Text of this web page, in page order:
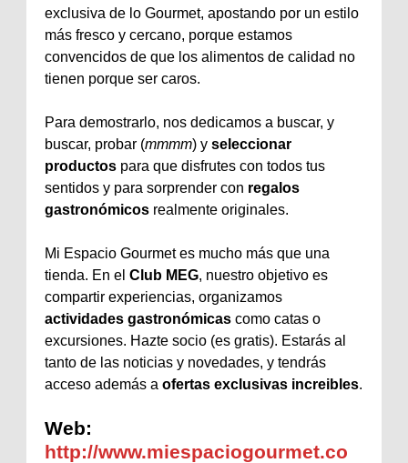
exclusiva de lo Gourmet, apostando por un estilo
más fresco y cercano, porque estamos
convencidos de que los alimentos de calidad no
tienen porque ser caros.
Para demostrarlo, nos dedicamos a buscar, y
buscar, probar (mmmm) y seleccionar
productos para que disfrutes con todos tus
sentidos y para sorprender con regalos
gastronómicos realmente originales.
Mi Espacio Gourmet es mucho más que una
tienda. En el Club MEG, nuestro objetivo es
compartir experiencias, organizamos
actividades gastronómicas como catas o
excursiones. Hazte socio (es gratis). Estarás al
tanto de las noticias y novedades, y tendrás
acceso además a ofertas exclusivas increibles.
Web:
http://www.miespaciogourmet.co